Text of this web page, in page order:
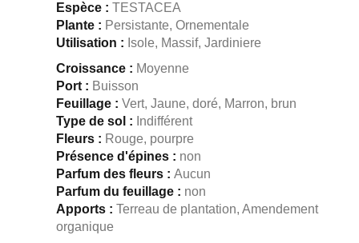
Espèce : TESTACEA
Plante : Persistante, Ornementale
Utilisation : Isole, Massif, Jardiniere
Croissance : Moyenne
Port : Buisson
Feuillage : Vert, Jaune, doré, Marron, brun
Type de sol : Indifférent
Fleurs : Rouge, pourpre
Présence d'épines : non
Parfum des fleurs : Aucun
Parfum du feuillage : non
Apports : Terreau de plantation, Amendement
organique